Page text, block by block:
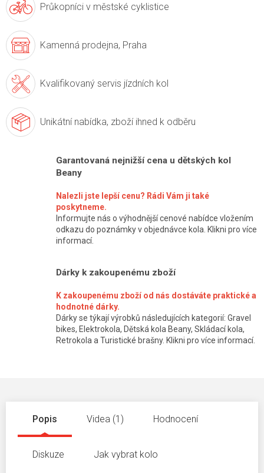
Průkopníci v městské cyklistice
Kamenná prodejna, Praha
Kvalifikovaný servis jízdních kol
Unikátní nabídka, zboží ihned k odběru
Garantovaná nejnižší cena u dětských kol
Beany
Nalezli jste lepší cenu? Rádi Vám ji také
poskytneme.
Informujte nás o výhodnější cenové nabídce vložením
odkazu do poznámky v objednávce kola. Klikni pro více
informací.
Dárky k zakoupenému zboží
K zakoupenému zboží od nás dostáváte praktické a
hodnotné dárky.
Dárky se týkají výrobků následujících kategorií: Gravel
bikes, Elektrokola, Dětská kola Beany, Skládací kola,
Retrokola a Turistické brašny. Klikni pro více informací.
Popis Videa (1) Hodnocení
Diskuze Jak vybrat kolo